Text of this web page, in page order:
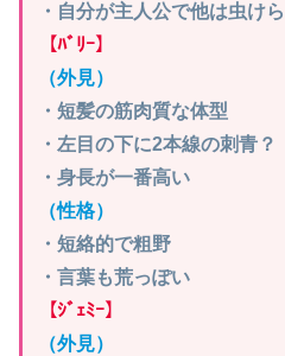
・自分が主人公で他は虫けら
【ﾊﾞﾘｰ】
（外見）
・短髪の筋肉質な体型
・左目の下に2本線の刺青？
・身長が一番高い
（性格）
・短絡的で粗野
・言葉も荒っぽい
【ｼﾞｪﾐｰ】
（外見）